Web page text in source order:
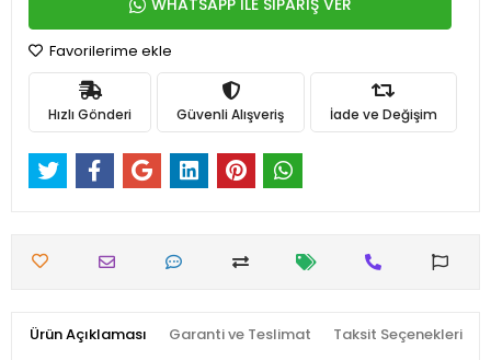
WHATSAPP İLE SİPARİŞ VER
Favorilerime ekle
Hızlı Gönderi Güvenli Alışveriş İade ve Değişim
Ürün Açıklaması Garanti ve Teslimat Taksit Seçenekleri